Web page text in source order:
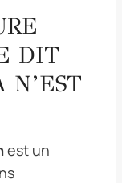
DIT
N’EST
est un